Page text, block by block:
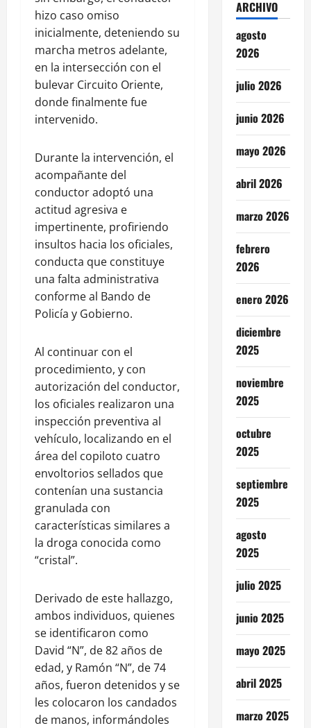
hizo caso omiso
inicialmente, deteniendo su
marcha metros adelante,
en la intersección con el
bulevar Circuito Oriente,
donde finalmente fue
intervenido.
Durante la intervención, el
acompañante del
conductor adoptó una
actitud agresiva e
impertinente, profiriendo
insultos hacia los oficiales,
conducta que constituye
una falta administrativa
conforme al Bando de
Policía y Gobierno.
Al continuar con el
procedimiento, y con
autorización del conductor,
los oficiales realizaron una
inspección preventiva al
vehículo, localizando en el
área del copiloto cuatro
envoltorios sellados que
contenían una sustancia
granulada con
características similares a
la droga conocida como
“cristal”.
Derivado de este hallazgo,
ambos individuos, quienes
se identificaron como
David “N”, de 82 años de
edad, y Ramón “N”, de 74
años, fueron detenidos y se
les colocaron los candados
de manos, informándoles
ARCHIVO
agosto
2026
julio 2026
junio 2026
mayo 2026
abril 2026
marzo 2026
febrero
2026
enero 2026
diciembre
2025
noviembre
2025
octubre
2025
septiembre
2025
agosto
2025
julio 2025
junio 2025
mayo 2025
abril 2025
marzo 2025